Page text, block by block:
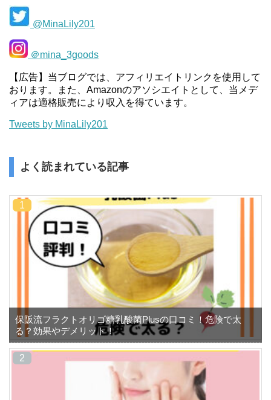
@MinaLily201
＠mina_3goods
【広告】当ブログでは、アフィリエイトリンクを使用して
おります。また、Amazonのアソシエイトとして、当メデ
ィアは適格販売により収入を得ています。
Tweets by MinaLily201
よく読まれている記事
保阪流フラクトオリゴ糖乳酸菌Plusの口コミ！危険で太
る？効果やデメリット！